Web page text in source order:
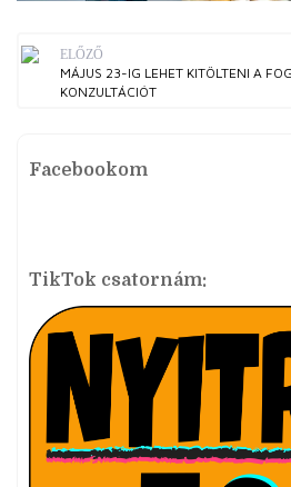
ELŐZŐ
MÁJUS 23-IG LEHET KITÖLTENI A
KONZULTÁCIÓT
Facebookom
TikTok csatornám: